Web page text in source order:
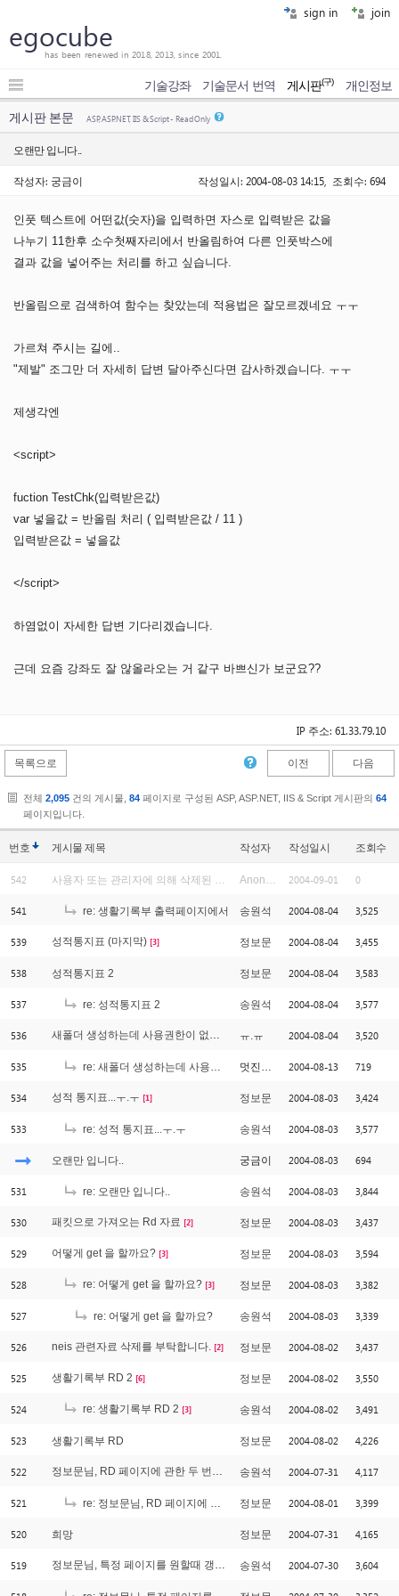
sign in join
egocube
has been renewed in 2018, 2013, since 2001.
기술강좌 기술문서 번역 게시판(구) 개인정보
게시판 본문 ASP, ASP.NET, IIS & Script - Read Only
오랜만 입니다..
작성자: 궁금이 작성일시: 2004-08-03 14:15, 조회수: 694
인풋 텍스트에 어떤값(숫자)을 입력하면 자스로 입력받은 값을
나누기 11한후 소수첫째자리에서 반올림하여 다른 인풋박스에
결과 값을 넣어주는 처리를 하고 싶습니다.
반올림으로 검색하여 함수는 찾았는데 적용법은 잘모르겠네요 ㅜㅜ
가르쳐 주시는 길에..
"제발" 조그만 더 자세히 답변 달아주신다면 감사하겠습니다. ㅜㅜ
제생각엔
<script>
fuction TestChk(입력받은값)
var 넣을값 = 반올림 처리 ( 입력받은값 / 11 )
입력받은값 = 넣을값
</script>
하염없이 자세한 답변 기다리겠습니다.
근데 요즘 강좌도 잘 않올라오는 거 같구 바쁘신가 보군요??
IP 주소: 61.33.79.10
목록으로 이전 다음
전체 2,095 건의 게시물, 84 페이지로 구성된 ASP, ASP.NET, IIS & Script 게시판의 64
페이지입니다.
번호 게시물제목 작성자 작성일시 조회수
542 사용자 또는 관리자에 의해 삭제된 글입니다. Anonymous 2004-09-01 0
541 re: 생활기록부 출력페이지에서 송원석 2004-08-04 3,525
539 성적통지표 (마지막) [3] 정보문 2004-08-04 3,455
538 성적통지표 2 정보문 2004-08-04 3,583
537 re: 성적통지표 2 송원석 2004-08-04 3,577
536 새폴더 생성하는데 사용권한이 없대요... [1]
ㅠ.ㅠ 2004-08-04 3,520
535 re: 새폴더 생성하는데 사용권한이 없대요... 멋진혀니 2004-08-13 719
534 성적 통지표...ㅜ.ㅜ [1] 정보문 2004-08-03 3,424
533 re: 성적 통지표...ㅜ.ㅜ 송원석 2004-08-03 3,577
오랜만 입니다.. 궁금이 2004-08-03 694
531 re: 오랜만 입니다.. 송원석 2004-08-03 3,844
530 패킷으로 가져오는 Rd 자료 [2] 정보문 2004-08-03 3,437
529 어떻게 get 을 할까요? [3] 정보문 2004-08-03 3,594
528 re: 어떻게 get 을 할까요? [3] 정보문 2004-08-03 3,382
527 re: 어떻게 get 을 할까요? 송원석 2004-08-03 3,339
526 neis 관련자료 삭제를 부탁합니다. [2] 정보문 2004-08-02 3,437
525 생활기록부 RD 2 [6] 정보문 2004-08-02 3,550
524 re: 생활기록부 RD 2 [3] 송원석 2004-08-02 3,491
523 생활기록부 RD 정보문 2004-08-02 4,226
522 정보문님, RD 페이지에 관한 두 번째 기능이 완료되었습니다. 송원석 2004-07-31 4,117
521 re: 정보문님, RD 페이지에 관한 두 번째 기능이 완료되었습니다. 정보문 2004-08-01 3,399
520 희망 정보문 2004-07-31 4,165
519 정보문님, 특정 페이지를 원할때 갱신할 수 있는 기능이 완료되었습니다. 송원석 2004-07-30 3,604